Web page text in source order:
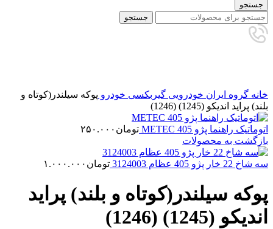
جستجو
جستجو
خانه گروه ایران خودرویی گیربکسی خودرو پوکه سیلندر(کوتاه و
بلند) پراید اندیکو (1245) (1246)
اتوماتیک راهنما پژو 405 METEC تومان ۲۵۰.۰۰۰
بازگشت به محصولات
سه شاخ 22 خار پژو 405 عظام 3124003 تومان ۱.۰۰۰.۰۰۰
پوکه سیلندر(کوتاه و بلند) پراید
اندیکو (1245) (1246)